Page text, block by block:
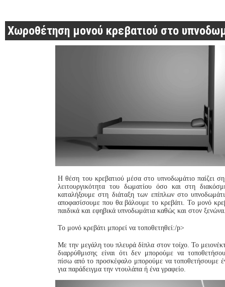
Χωροθέτηση μονού κρεβατιού στο
Η θέση του κρεβατιού μέσα στο υπνοδωμάτιο παίζει
λειτουργικότητα του δωματίου όσο και στη
καταλήξουμε στη διάταξη των επίπλων στο
αποφασίσουμε που θα βάλουμε το κρεβάτι. Το μονό
παιδικά και εφηβικά υπνοδωμάτια καθώς και στον
Το μονό κρεβάτι μπορεί να τοποθετηθεί:/p>
Με την μεγάλη του πλευρά δίπλα στον τοίχο. Το
διαρρύθμισης είναι ότι δεν μπορούμε να
πίσω από το προσκέφαλο μπορούμε να τοποθετήσουμε
για παράδειγμα την ντουλάπα ή ένα γραφείο.